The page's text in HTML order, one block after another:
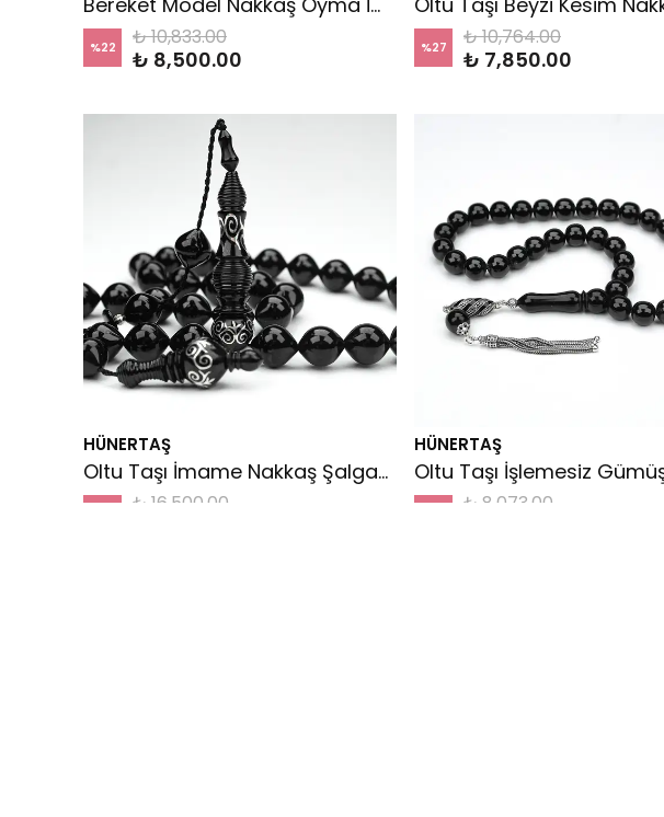
%22 ₺ 10,833.00
₺ 8,500.00 %27 ₺ 10,764.00
₺ 7,850.00
HÜNERTAŞ
Oltu Taşı İmame Nakkaş Şalgami Kesim Tespih
₺ 16,500.00
HÜNERTAŞ
₺ 8,073.00